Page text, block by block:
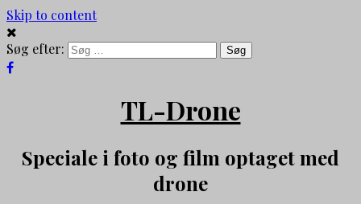
Skip to content
Søg efter:
TL-Drone
Speciale i foto og film optaget med
drone